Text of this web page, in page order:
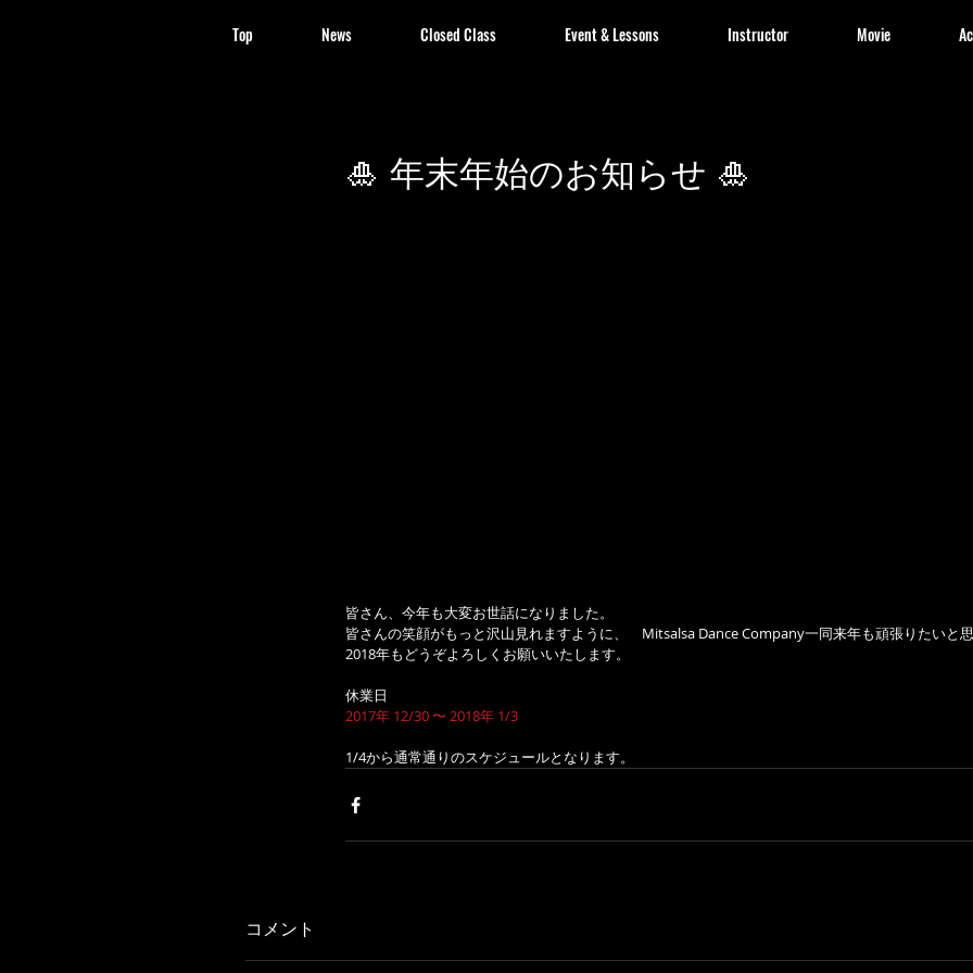
Top News Closed Class Event & Lessons Instructor Movie
🎍 年末年始のお知らせ 🎍
皆さん、今年も大変お世話になりました。
皆さんの笑顔がもっと沢山見れますように、　Mitsalsa Dance Company一同来年も頑張りたいと思
2018年もどうぞよろしくお願いいたします。
休業日
2017年 12/30 〜 2018年 1/3
1/4から通常通りのスケジュールとなります。
コメント